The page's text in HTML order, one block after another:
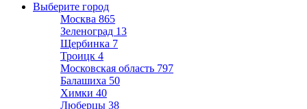
Выберите город
Москва 865
Зеленоград 13
Щербинка 7
Троицк 4
Московская область 797
Балашиха 50
Химки 40
Люберцы 38